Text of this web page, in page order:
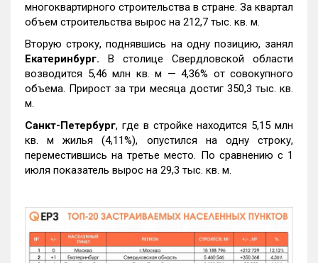
многоквартирного строительства в стране. За квартал
объем строительства вырос на 212,7 тыс. кв. м.
Вторую строку, поднявшись на одну позицию, занял
Екатеринбург. В столице Свердловской области
возводится 5,46 млн кв. м — 4,36% от совокупного
объема. Прирост за три месяца достиг 350,3 тыс. кв.
м.
Санкт-Петербург, где в стройке находится 5,15 млн
кв. м жилья (4,11%), опустился на одну строку,
переместившись на третье место. По сравнению с 1
июля показатель вырос на 29,3 тыс. кв. м.